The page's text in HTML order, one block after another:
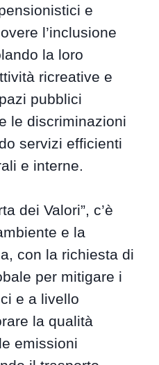
e
l’inclusione
la loro
ricreative e
pubblici
le discriminazioni
servizi efficienti
e interne.
dei Valori”, c’è
e la
con la richiesta di
per mitigare i
e a livello
la qualità
emissioni